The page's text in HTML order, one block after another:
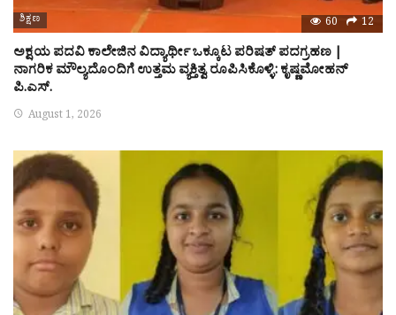
ಶಿಕ್ಷಣ 60 12
ಅಕ್ಷಯ ಪದವಿ ಕಾಲೇಜಿನ ವಿದ್ಯಾರ್ಥೀ ಒಕ್ಕೂಟ ಪರಿಷತ್ ಪದಗ್ರಹಣ |
ನಾಗರಿಕ ಮೌಲ್ಯದೊಂದಿಗೆ ಉತ್ತಮ ವ್ಯಕ್ತಿತ್ವ ರೂಪಿಸಿಕೊಳ್ಳಿ: ಕೃಷ್ಣಮೋಹನ್
ಪಿ.ಎಸ್.
August 1, 2026